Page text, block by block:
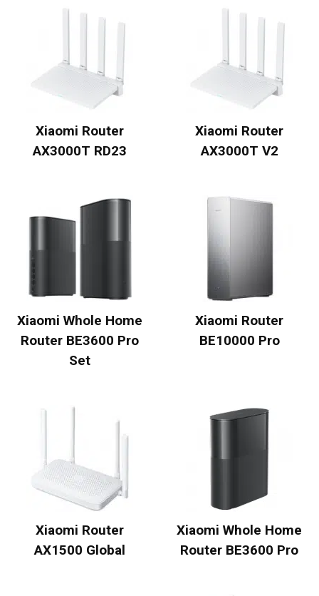
Xiaomi Router
AX3000T RD23
Xiaomi Router
AX3000T V2
Xiaomi Whole Home
Router BE3600 Pro
Set
Xiaomi Router
BE10000 Pro
Xiaomi Router
AX1500 Global
Xiaomi Whole Home
Router BE3600 Pro